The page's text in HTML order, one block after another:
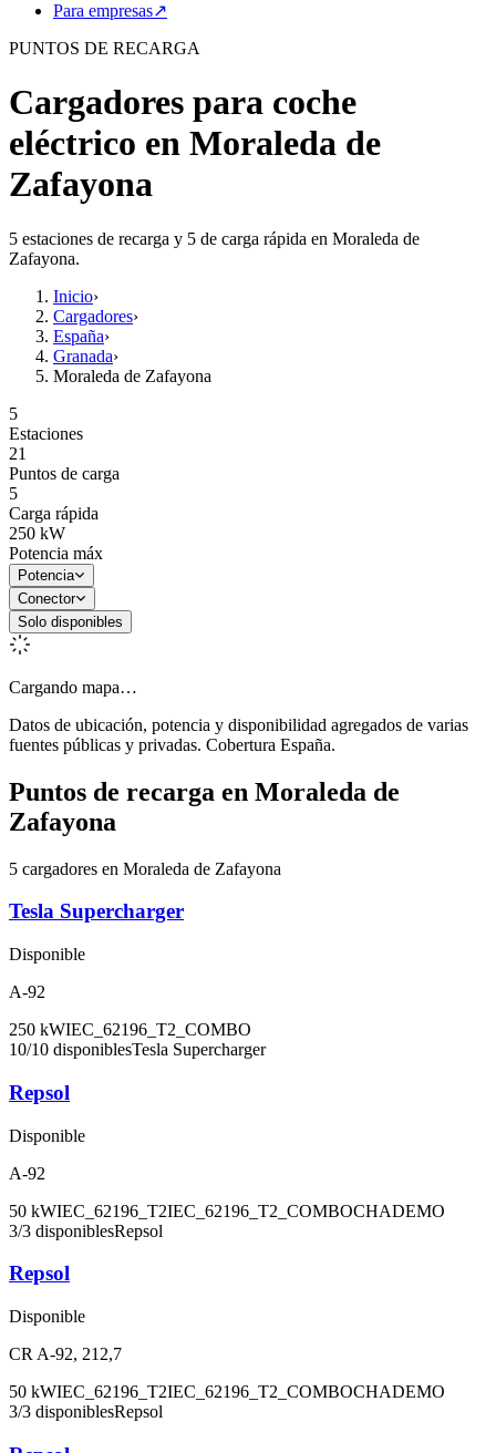
Para empresas↗
PUNTOS DE RECARGA
Cargadores para coche
eléctrico en Moraleda de
Zafayona
5 estaciones de recarga y 5 de carga rápida en Moraleda de
Zafayona.
Inicio›
Cargadores›
España›
Granada›
Moraleda de Zafayona
5
Estaciones
21
Puntos de carga
5
Carga rápida
250 kW
Potencia máx
Potencia
Conector
Solo disponibles
Cargando mapa…
Datos de ubicación, potencia y disponibilidad agregados de varias
fuentes públicas y privadas. Cobertura España.
Puntos de recarga en Moraleda de
Zafayona
5 cargadores en Moraleda de Zafayona
Tesla Supercharger
Disponible
A-92
250 kWIEC_62196_T2_COMBO
10/10 disponiblesTesla Supercharger
Repsol
Disponible
A-92
50 kWIEC_62196_T2IEC_62196_T2_COMBOCHADEMO
3/3 disponiblesRepsol
Repsol
Disponible
CR A-92, 212,7
50 kWIEC_62196_T2IEC_62196_T2_COMBOCHADEMO
3/3 disponiblesRepsol